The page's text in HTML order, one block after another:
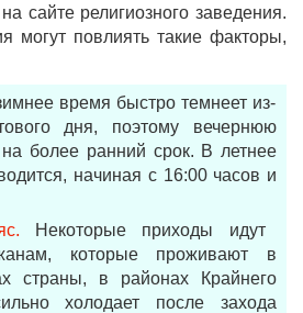
сайте религиозного заведения.
могут повлиять такие факторы,
время быстро темнеет из-
дня, поэтому вечернюю
более ранний срок. В летнее
начиная с 16:00 часов и
Некоторые приходы идут
которые проживают в
страны, в районах Крайнего
холодает после захода